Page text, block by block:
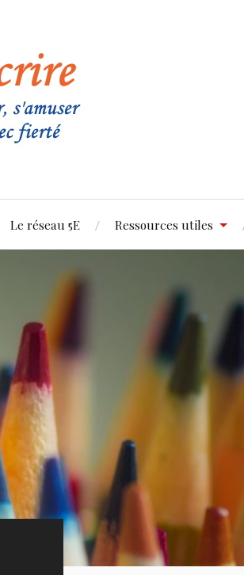
Le réseau 5E Ressources utiles